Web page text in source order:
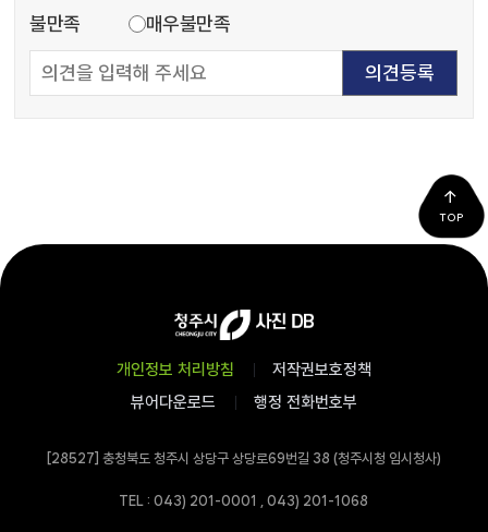
불만족
매우불만족
TOP
개인정보 처리방침
저작권보호정책
뷰어다운로드
행정 전화번호부
[28527] 충청북도 청주시 상당구 상당로69번길 38 (청주시청 임시청사)
TEL : 043) 201-0001 , 043) 201-1068